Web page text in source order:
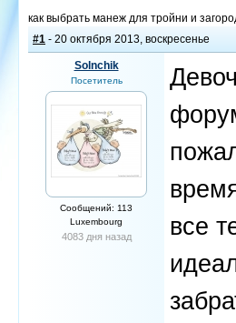
как выбрать манеж для тройни и
#1 - 20 октября 2013, воскресенье
Solnchik
Посетитель
Сообщений: 113
Luxembourg
4083 дня назад
все